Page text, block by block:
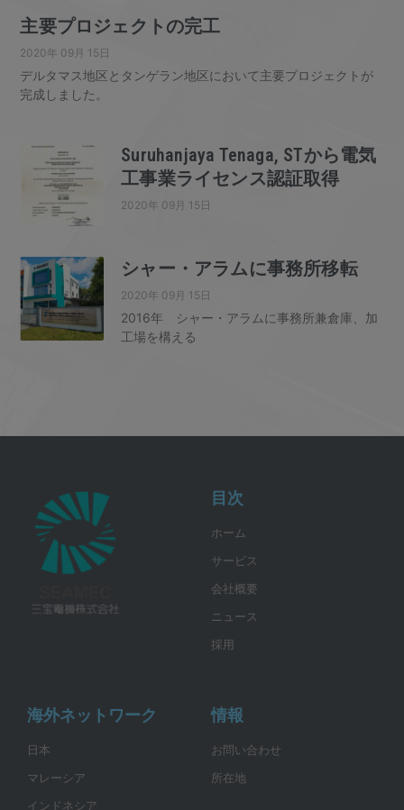
主要プロジェクトの完工
2020年 09月 15日
デルタマス地区とタンゲラン地区において主要プロジェクトが
完成しました。
Suruhanjaya Tenaga, STから電気
工事業ライセンス認証取得
2020年 09月 15日
シャー・アラムに事務所移転
2020年 09月 15日
2016年 シャー・アラムに事務所兼倉庫、加
工場を構える
目次
ホーム
サービス
会社概要
ニュース
採用
海外ネットワーク
日本
マレーシア
インドネシア
情報
お問い合わせ
所在地